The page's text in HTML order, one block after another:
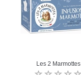
Les 2 Marmottes